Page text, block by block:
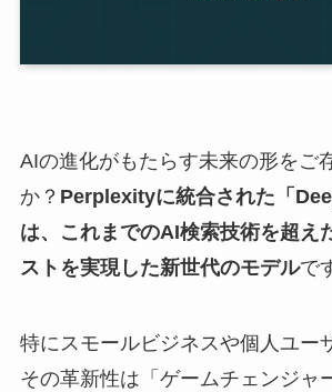
AIの進化がもたらす未来の形をご
か？ Perplexityに統合された「
は、これまでのAI検索技術を超え
ストを実現した新世代のモデルで
特にスモールビジネスや個人ユー
その革新性は「ゲームチェンジャ